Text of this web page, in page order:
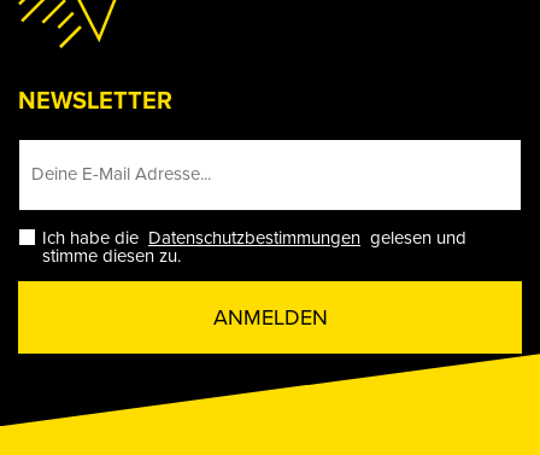
NEWSLETTER
Ich habe die Datenschutzbestimmungen gelesen und
stimme diesen zu.
ANMELDEN